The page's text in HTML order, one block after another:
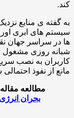
ی منابع نزدیک
های ابری
سراسر جهان نقش
روزی مشغول
به نصب سریع
از نفوذ احتمالی شوند.
مطالعه مقاله
بحران انرژی